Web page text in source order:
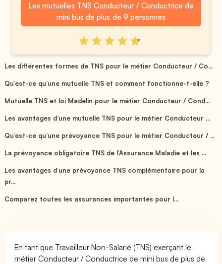
Les mutuelles TNS Conducteur / Conductrice de
mini bus de plus de 9 personnes
Les différentes formes de TNS pour le métier Conducteur / Co...
Qu’est-ce qu’une mutuelle TNS et comment fonctionne-t-elle ?
Mutuelle TNS et loi Madelin pour le métier Conducteur / Cond...
Les avantages d’une mutuelle TNS pour le métier Conducteur ...
Qu’est-ce qu’une prévoyance TNS pour le métier Conducteur / ...
La prévoyance obligatoire TNS de l’Assurance Maladie et les ...
Les avantages d’une prévoyance TNS complémentaire pour la
pr...
Comparez toutes les assurances importantes pour l...
En tant que Travailleur Non-Salarié (TNS) exerçant le
métier Conducteur / Conductrice de mini bus de plus de